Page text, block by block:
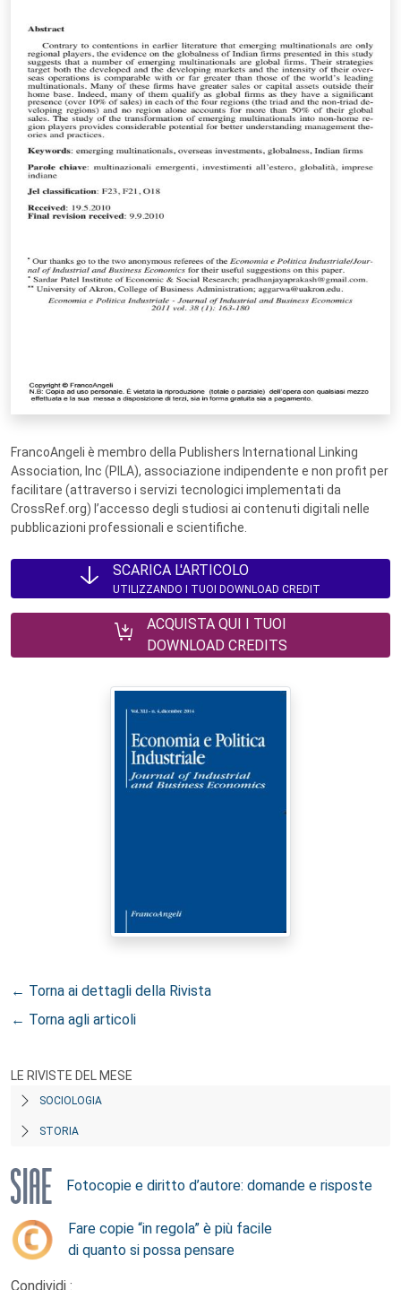
FrancoAngeli è membro della Publishers International Linking
Association, Inc (PILA), associazione indipendente e non profit per
facilitare (attraverso i servizi tecnologici implementati da
CrossRef.org) l’accesso degli studiosi ai contenuti digitali nelle
pubblicazioni professionali e scientifiche.
SCARICA L'ARTICOLO
UTILIZZANDO I TUOI DOWNLOAD CREDIT
ACQUISTA QUI I TUOI
DOWNLOAD CREDITS
← Torna ai dettagli della Rivista
← Torna agli articoli
LE RIVISTE DEL MESE
SOCIOLOGIA
STORIA
Fotocopie e diritto d’autore: domande e risposte
Fare copie “in regola” è più facile
di quanto si possa pensare
Condividi :